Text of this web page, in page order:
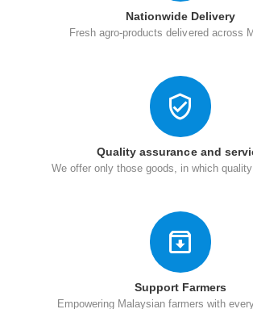
Nationwide Delivery
Fresh agro-products delivered across
Quality assurance and
We offer only those goods, in which
Support Farmers
Empowering Malaysian farmers with